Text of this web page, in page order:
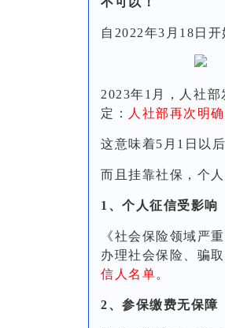
自2022年3月18日
2023年1月，人社
定：
人社部再次明
这意味着5月1日以后
而且挂靠社保，个
1、个人征信受影响
《社会保险领域严
办理社会保险、骗
信人名单。
2、参保缴费无保障